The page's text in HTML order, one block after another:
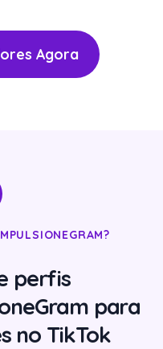
Agora
perfis
para
no TikTok